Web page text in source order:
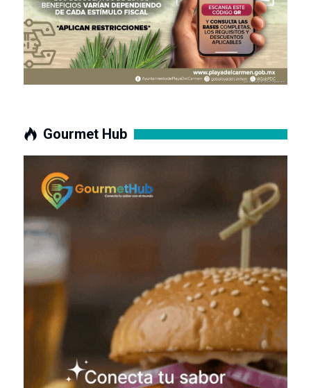
Gourmet Hub